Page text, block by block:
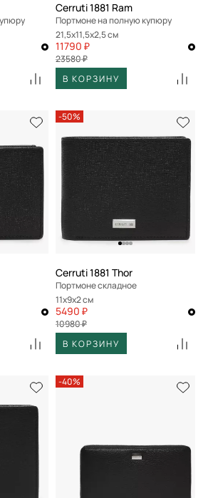
Cerruti 1881 Ram
Портмоне на полную купюру
21,5x11,5x2,5 см
11790 ₽
23580 ₽
В КОРЗИНУ
-50%
Cerruti 1881 Thor
Портмоне складное
11x9x2 см
5490 ₽
10980 ₽
В КОРЗИНУ
-40%